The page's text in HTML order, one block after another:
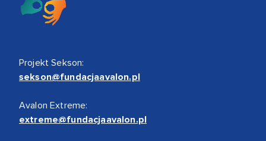
Projekt Sekson:
sekson@fundacjaavalon.pl
Avalon Extreme:
extreme@fundacjaavalon.pl